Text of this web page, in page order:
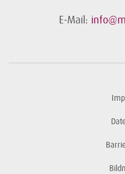
E-Mail: